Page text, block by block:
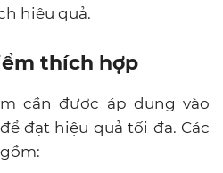
hiệu quả.
thích hợp
cần được áp dụng vào
đạt hiệu quả tối đa. Các